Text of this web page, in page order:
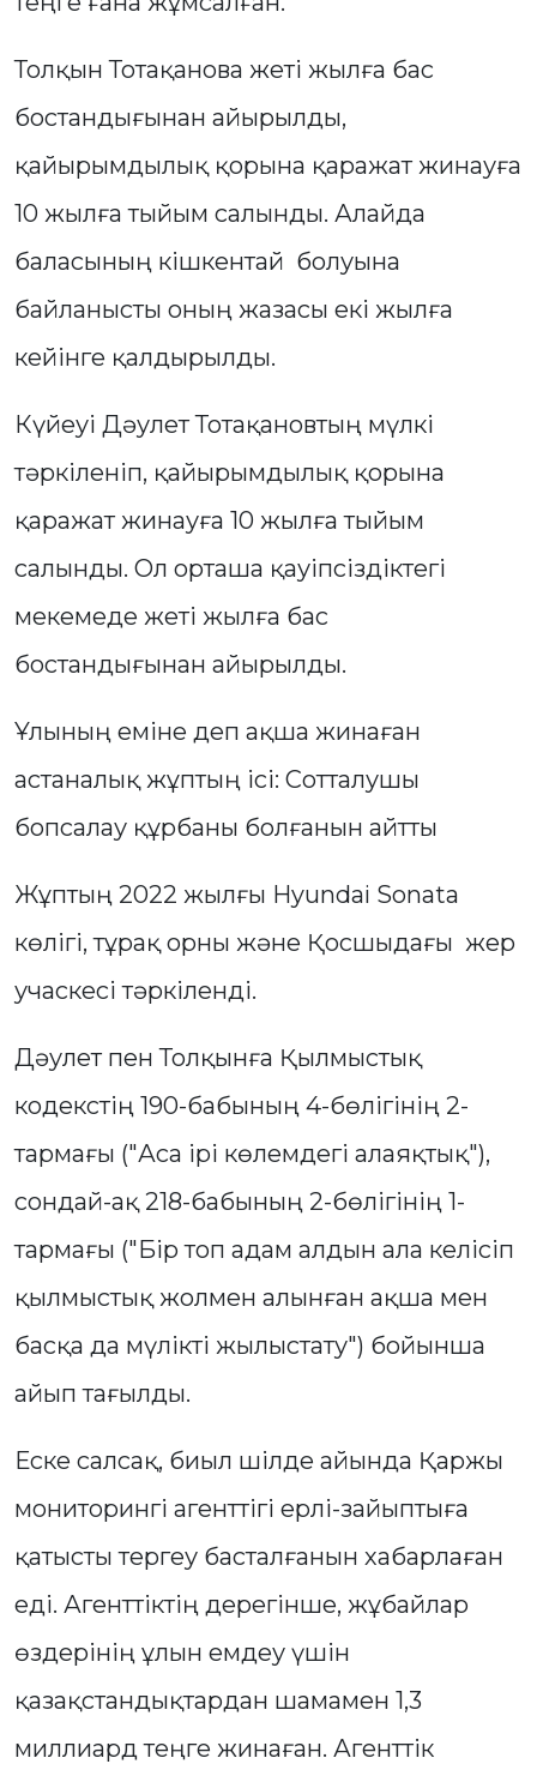
Толқын Тотақанова жеті жылға бас
бостандығынан айырылды,
қайырымдылық қорына қаражат жинауға
10 жылға тыйым салынды. Алайда
баласының кішкентай болуына
байланысты оның жазасы екі жылға
кейінге қалдырылды.
Күйеуі Дәулет Тотақановтың мүлкі
тәркіленіп, қайырымдылық қорына
қаражат жинауға 10 жылға тыйым
салынды. Ол орташа қауіпсіздіктегі
мекемеде жеті жылға бас
бостандығынан айырылды.
Ұлының еміне деп ақша жинаған
астаналық жұптың ісі: Сотталушы
бопсалау құрбаны болғанын айтты
Жұптың 2022 жылғы Hyundai Sonata
көлігі, тұрақ орны және Қосшыдағы жер
учаскесі тәркіленді.
Дәулет пен Толқынға Қылмыстық
кодекстің 190-бабының 4-бөлігінің 2-
тармағы ("Аса ірі көлемдегі алаяқтық"),
сондай-ақ 218-бабының 2-бөлігінің 1-
тармағы ("Бір топ адам алдын ала келісіп
қылмыстық жолмен алынған ақша мен
басқа да мүлікті жылыстату") бойынша
айып тағылды.
Еске салсақ, биыл шілде айында Қаржы
мониторингі агенттігі ерлі-зайыптыға
қатысты тергеу басталғанын хабарлаған
еді. Агенттіктің дерегінше, жұбайлар
өздерінің ұлын емдеу үшін
қазақстандықтардан шамамен 1,3
миллиард теңге жинаған. Агенттік